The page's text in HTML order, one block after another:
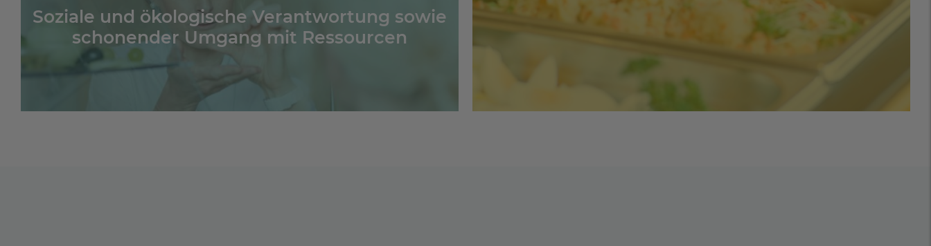
Soziale und ökologische Verantwortung sowie
schonender Umgang mit Ressourcen